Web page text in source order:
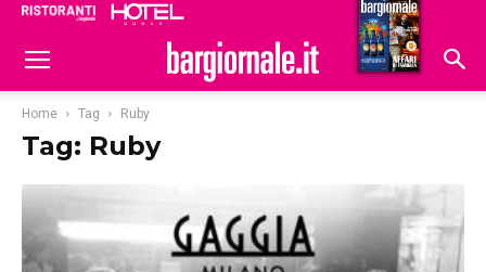
Hoteldomani
Home Tag Ruby
Tag: Ruby